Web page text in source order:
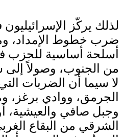
لذلك يركّز
ضرب خطوط الإمداد،
أسلحة أساسية للحزب
من الجنوب، وصولاً إلى
لا سيما أن الضربات
الجرمق، ووادي برغز،
وجبل صافي والعيشية،
الشرقي من البقاع